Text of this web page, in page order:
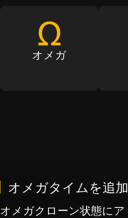
オメガ
オメガタイムを追加
オメガクローン状態にア